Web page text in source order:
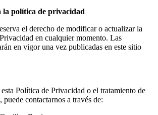
la política de privacidad
el derecho de modificar o actualizar la
en cualquier momento. Las
en vigor una vez publicadas en este sitio
Política de Privacidad o el tratamiento de
puede contactarnos a través de: